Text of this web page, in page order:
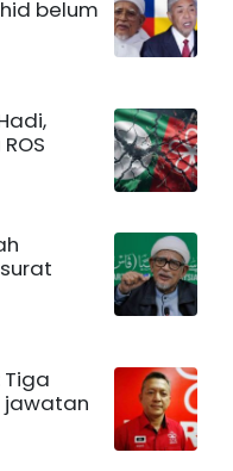
belum
Tiga
jawatan